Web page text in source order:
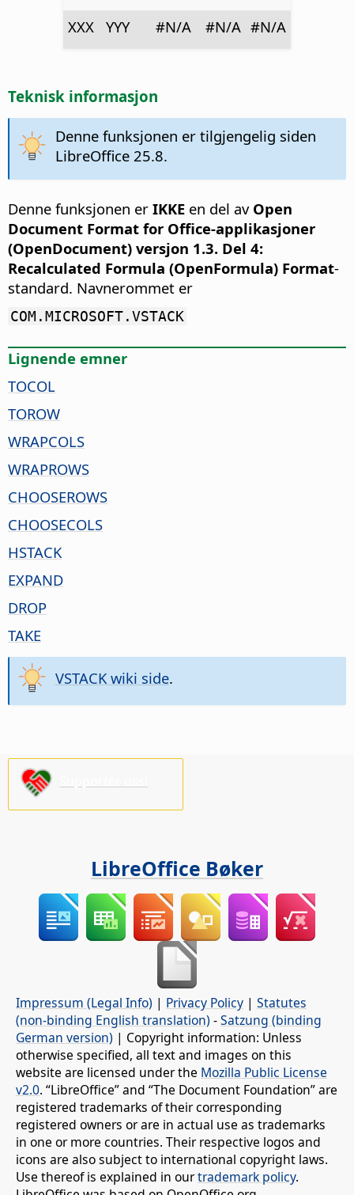
XXX
YYY #N/A #N/A #N/A
Teknisk informasjon
Denne funksjonen er tilgjengelig siden
LibreOffice 25.8.
Denne funksjonen er IKKE en del av Open
Document Format for Office-applikasjoner
(OpenDocument) versjon 1.3. Del 4:
Recalculated Formula (OpenFormula) Format-
standard. Navnerommet er
COM.MICROSOFT.VSTACK
Lignende emner
TOCOL
TOROW
WRAPCOLS
WRAPROWS
CHOOSEROWS
CHOOSECOLS
HSTACK
EXPAND
DROP
TAKE
VSTACK wiki side.
LibreOffice Bøker
Impressum (Legal Info) | Privacy Policy | Statutes
(non-binding English translation) -Satzung (binding
German version) | Copyright information: Unless
otherwise specified, all text and images on this
website are licensed under the Mozilla Public License
v2.0. “LibreOffice” and “The Document Foundation” are
registered trademarks of their corresponding
registered owners or are in actual use as trademarks
in one or more countries. Their respective logos and
icons are also subject to international copyright laws.
Use thereof is explained in ourtrademark policy.